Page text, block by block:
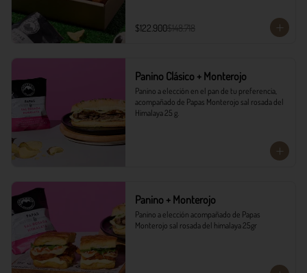
$122.900$148.718
Panino Clásico + Monterojo
Panino a elección en el pan de tu preferencia,
acompañado de Papas Monterojo sal rosada del
Himalaya 25 g.
Panino + Monterojo
Panino a elección acompañado de Papas
Monterojo sal rosada del himalaya 25gr